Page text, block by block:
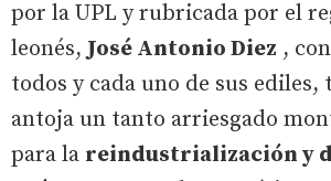
por la UPL y rubricada por el
leonés,José Antonio Diez ,
todos y cada uno de sus ediles,
antoja un tanto arriesgado
para la reindustrialización y